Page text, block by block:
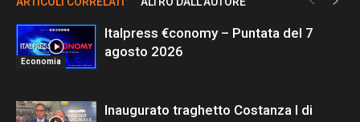
Economia
Italpress €conomy – Puntata del 7
agosto 2026
Inaugurato traghetto Costanza I di